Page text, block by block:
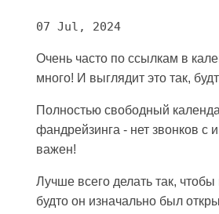
07 Jul, 2024
Очень часто по ссылкам в
много! И выглядит это так,
Полностью свободный
фандрейзинга - нет звонков с
важен!
Лучше всего делать так,
будто он изначально был